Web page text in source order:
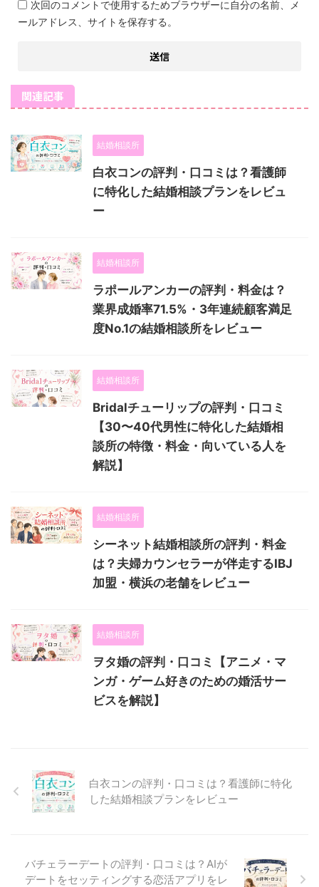
次回のコメントで使用するためブラウザーに自分の名前、メ
ールアドレス、サイトを保存する。
関連記事
結婚相談所
白衣コンの評判・口コミは？看護師
に特化した結婚相談プランをレビュ
ー
結婚相談所
ラポールアンカーの評判・料金は？
業界成婚率71.5%・3年連続顧客満足
度No.1の結婚相談所をレビュー
結婚相談所
Bridalチューリップの評判・口コミ
【30〜40代男性に特化した結婚相
談所の特徴・料金・向いている人を
解説】
結婚相談所
シーネット結婚相談所の評判・料金
は？夫婦カウンセラーが伴走するIBJ
加盟・横浜の老舗をレビュー
結婚相談所
ヲタ婚の評判・口コミ【アニメ・マ
ンガ・ゲーム好きのための婚活サー
ビスを解説】
白衣コンの評判・口コミは？看護師に特化
した結婚相談プランをレビュー
バチェラーデートの評判・口コミは？AIが
デートをセッティングする恋活アプリをレ